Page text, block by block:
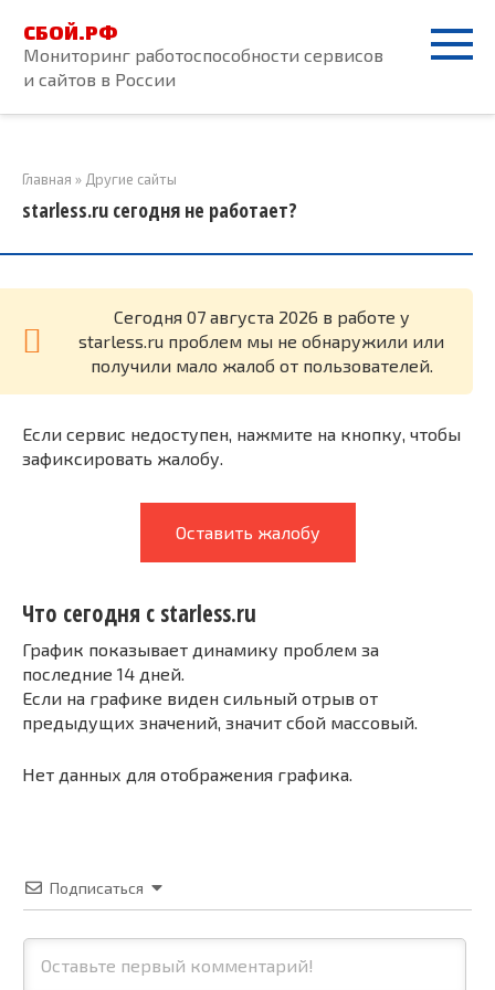
контенту
СБОЙ.РФ
Мониторинг работоспособности сервисов
и сайтов в России
Главная » Другие сайты
starless.ru сегодня не работает?
Cегодня 07 августа 2026 в работе у
starless.ru проблем мы не обнаружили или
получили мало жалоб от пользователей.
Если сервис недоступен, нажмите на кнопку, чтобы
зафиксировать жалобу.
Оставить жалобу
Что сегодня с starless.ru
График показывает динамику проблем за
последние 14 дней.
Если на графике виден сильный отрыв от
предыдущих значений, значит сбой массовый.
Нет данных для отображения графика.
Подписаться